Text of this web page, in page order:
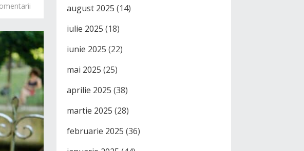
august 2025 (14)
iulie 2025 (18)
iunie 2025 (22)
mai 2025 (25)
aprilie 2025 (38)
martie 2025 (28)
februarie 2025 (36)